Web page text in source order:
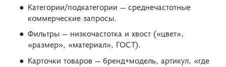
Категории/подкатегории — среднечастотные
коммерческие запросы.
Фильтры — низкочастотка и хвост («цвет»,
«размер», «материал», ГОСТ).
Карточки товаров — бренд+модель, артикул, «где